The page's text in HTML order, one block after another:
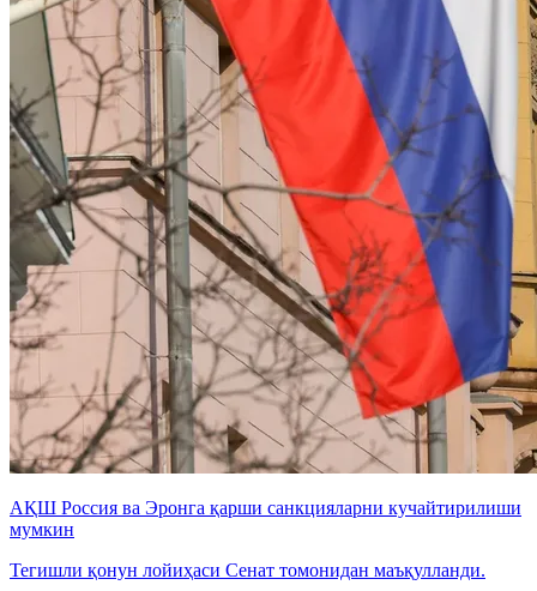
АҚШ Россия ва Эронга қарши санкцияларни кучайтирилиши
мумкин
Тегишли қонун лойиҳаси Сенат томонидан маъқулланди.